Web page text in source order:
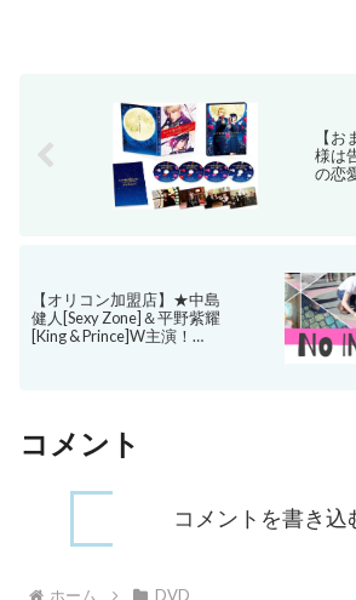
【
様は
の恋
【オリコン加盟店】★中島
健人[Sexy Zone]＆平野紫耀
[King & Prince]W主演！
コメント
コメントを書き込
ホーム DVD